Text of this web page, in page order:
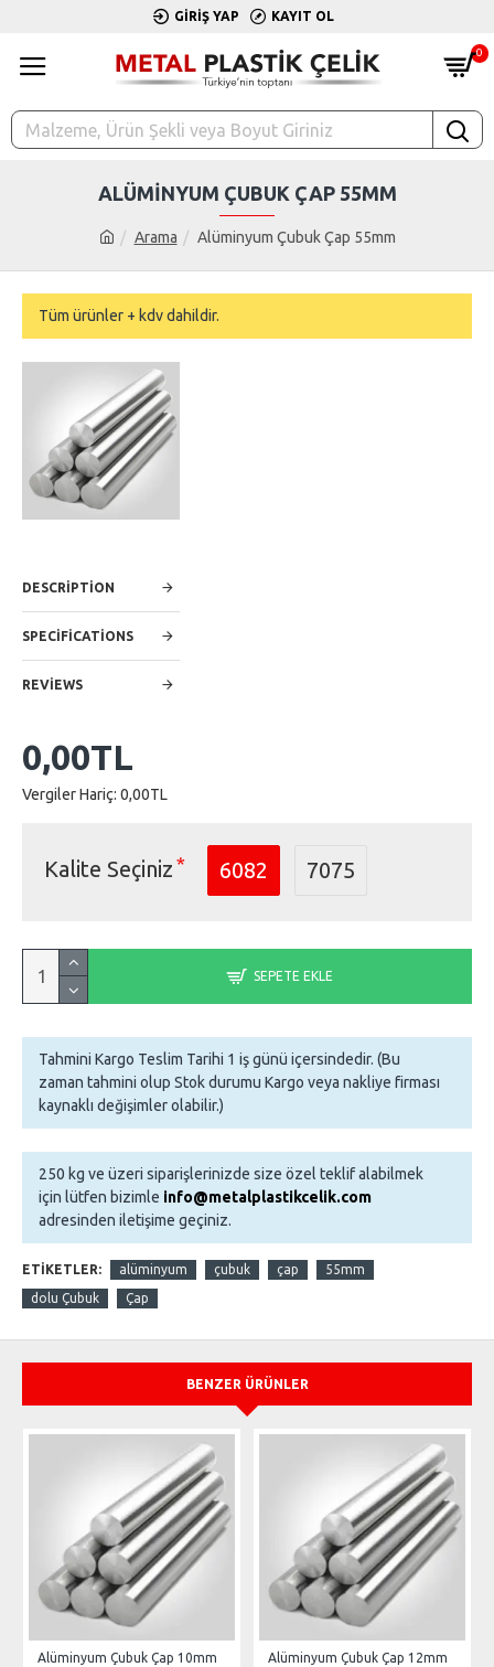
GIRIŞ YAP KAYIT OL
0
Arama Alüminyum Çubuk Çap 55mm
ALÜMINYUM ÇUBUK ÇAP 55MM
Tüm ürünler + kdv dahildir.
DESCRIPTION
SPECIFICATIONS
REVIEWS
0,00TL
Vergiler Hariç: 0,00TL
SEPETE EKLE
Kalite Seçiniz 6082 7075
Tahmini Kargo Teslim Tarihi 1 iş günü içersindedir. (Bu
zaman tahmini olup Stok durumu Kargo veya nakliye firması
kaynaklı değişimler olabilir.)
250 kg ve üzeri siparişlerinizde size özel teklif alabilmek
için lütfen bizimle info@metalplastikcelik.com
adresinden iletişime geçiniz.
ETIKETLER: alüminyum çubuk çap
55mm
dolu Çubuk
Çap
BENZER ÜRÜNLER
Alüminyum Çubuk Çap 10mm Alüminyum Çubuk Çap 12mm